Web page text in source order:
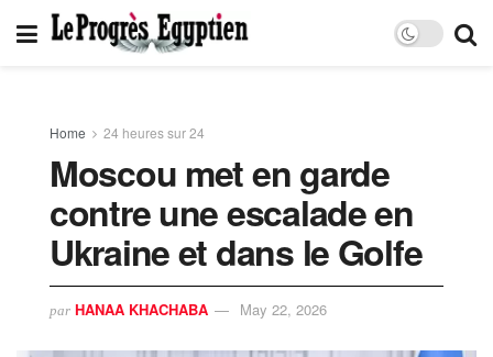
Home 24 heures sur 24
Moscou met en garde
contre une escalade en
Ukraine et dans le Golfe
par HANAA KHACHABA May 22, 2026